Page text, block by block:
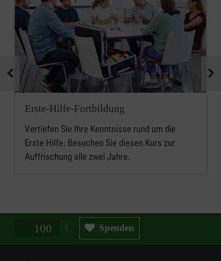
Erste-Hilfe-Fortbildung
Vertiefen Sie Ihre Kenntnisse rund um die
Erste Hilfe. Besuchen Sie diesen Kurs zur
Auffrischung alle zwei Jahre.
Spendenbetrag in Euro Spenden